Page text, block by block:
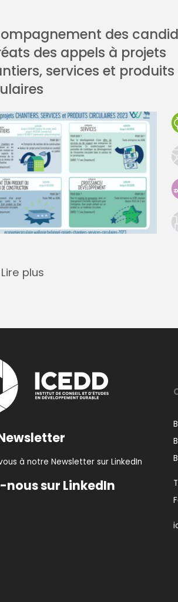
des
des appels à projets
services et produits
Lire plus
à notre Newsletter sur LinkedIn
nous sur LinkedIn